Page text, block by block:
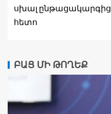
սխալ ընթացակարգից
հետո
ԲԱՑ ՄԻ ԹՈՂԵՔ